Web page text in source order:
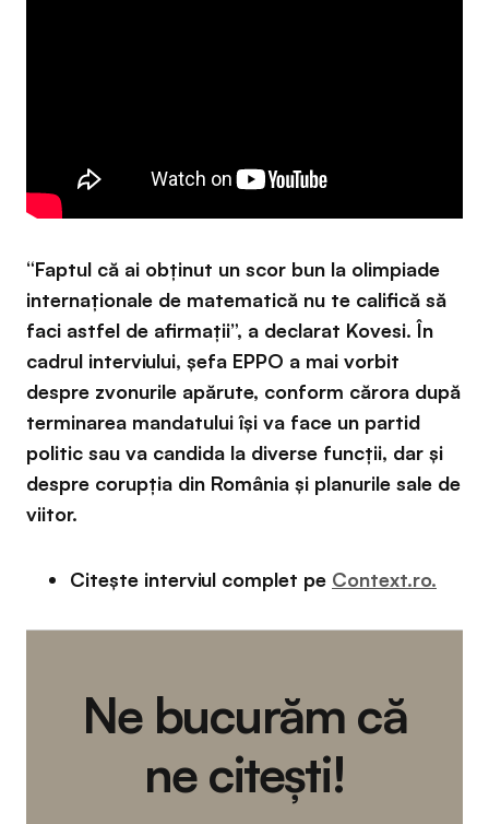
“Faptul că ai obținut un scor bun la olimpiade
internaționale de matematică nu te califică să
faci astfel de afirmații”, a declarat Kovesi. În
cadrul interviului, șefa EPPO a mai vorbit
despre zvonurile apărute, conform cărora după
terminarea mandatului își va face un partid
politic sau va candida la diverse funcții, dar și
despre corupția din România și planurile sale de
viitor.
Citește interviul complet pe Context.ro.
Ne bucurăm că
ne citești!